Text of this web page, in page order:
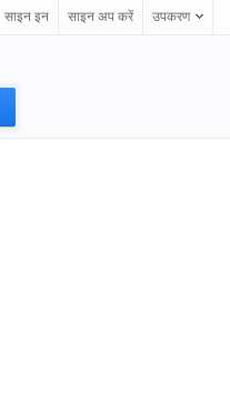
साइन इन साइन अप करें उपकरण